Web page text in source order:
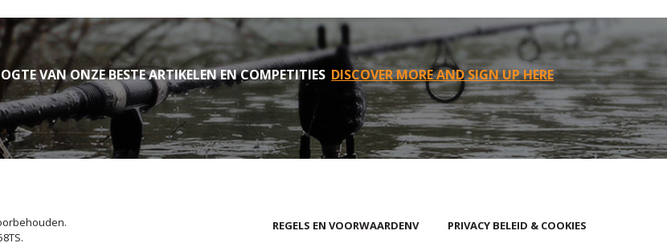
VAN ONZE BESTE ARTIKELEN EN COMPETITIES DISCOVER MORE AND SIGN UP HERE
REGELS EN VOORWAARDENV PRIVACY BELEID & COOKIES